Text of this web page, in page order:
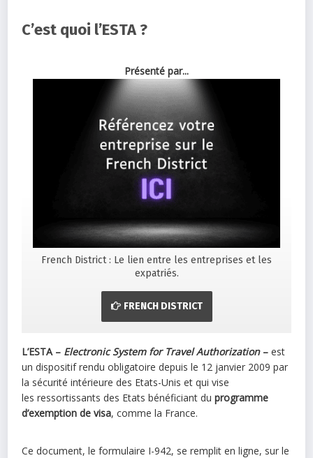
C’est quoi l’ESTA ?
Présenté par...
French District : Le lien entre les entreprises et les
expatriés.
FRENCH DISTRICT
L’ESTA – Electronic System for Travel Authorization– est
un dispositif rendu obligatoire depuis le 12 janvier 2009 par
la sécurité intérieure des Etats-Unis et qui vise
les ressortissants des Etats bénéficiant duprogramme
d’exemption de visa, comme la France.
Ce document, le formulaire I-942, se remplit en ligne, sur le